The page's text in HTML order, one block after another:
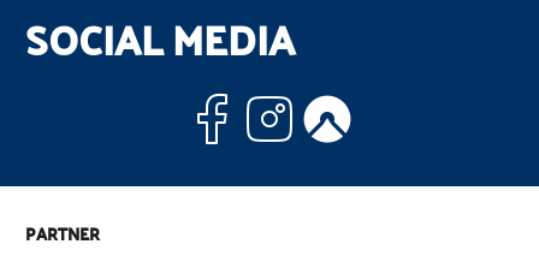
SOCIAL MEDIA
Facebook
Instagram
PARTNER